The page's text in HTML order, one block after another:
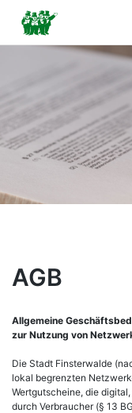
content
AGB
Allgemeine
zur Nutzung von
Die Stadt Finsterwalde
lokal begrenzten
Wertgutscheine, die
durch Verbraucher (§ 13